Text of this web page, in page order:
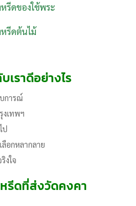
รีดของใช้พระ
รีดต้นไม้
ราดีอย่างไร
การณ์
งเทพฯ
ป
อกหลากลาย
งใจ
รีดที่ส่งวัดคงคา